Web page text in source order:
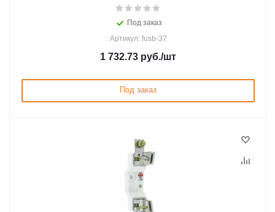
Под заказ
Артикул: fusb-37
1 732.73 руб./шт
Под заказ